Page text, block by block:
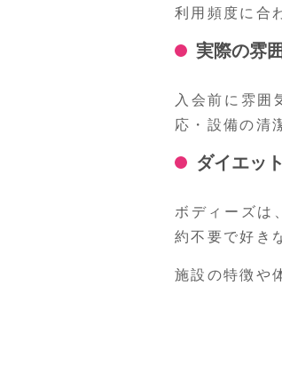
利用頻度に合
実際の雰
入会前に雰囲
応・設備の清
ダイエッ
ボディーズは
約不要で好き
施設の特徴や